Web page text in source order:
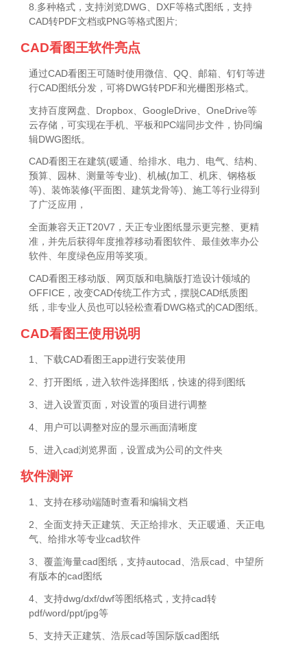
8.多种格式，支持浏览DWG、DXF等格式图纸，支持
CAD转PDF文档或PNG等格式图片;
CAD看图王软件亮点
通过CAD看图王可随时使用微信、QQ、邮箱、钉钉等进
行CAD图纸分发，可将DWG转PDF和光栅图形格式。
支持百度网盘、Dropbox、GoogleDrive、OneDrive等
云存储，可实现在手机、平板和PC端同步文件，协同编
辑DWG图纸。
CAD看图王在建筑(暖通、给排水、电力、电气、结构、
预算、园林、测量等专业)、机械(加工、机床、钢格板
等)、装饰装修(平面图、建筑龙骨等)、施工等行业得到
了广泛应用，
全面兼容天正T20V7，天正专业图纸显示更完整、更精
准，并先后获得年度推荐移动看图软件、最佳效率办公
软件、年度绿色应用等奖项。
CAD看图王移动版、网页版和电脑版打造设计领域的
OFFICE，改变CAD传统工作方式，摆脱CAD纸质图
纸，非专业人员也可以轻松查看DWG格式的CAD图纸。
CAD看图王使用说明
1、下载CAD看图王app进行安装使用
2、打开图纸，进入软件选择图纸，快速的得到图纸
3、进入设置页面，对设置的项目进行调整
4、用户可以调整对应的显示画面清晰度
5、进入cad浏览界面，设置成为公司的文件夹
软件测评
1、支持在移动端随时查看和编辑文档
2、全面支持天正建筑、天正给排水、天正暖通、天正电
气、给排水等专业cad软件
3、覆盖海量cad图纸，支持autocad、浩辰cad、中望所
有版本的cad图纸
4、支持dwg/dxf/dwf等图纸格式，支持cad转
pdf/word/ppt/jpg等
5、支持天正建筑、浩辰cad等国际版cad图纸